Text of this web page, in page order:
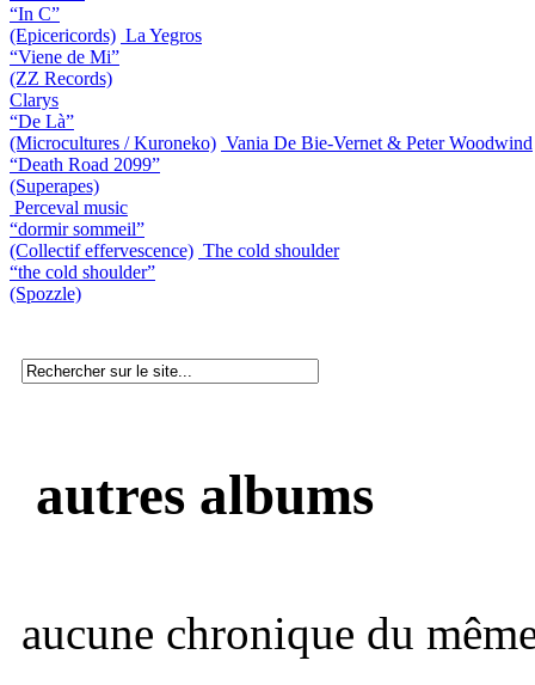
“In C”
(Epicericords) La Yegros
“Viene de Mi”
(ZZ Records)
Clarys
“De Là”
(Microcultures / Kuroneko) Vania De Bie-Vernet & Peter Woodwind
“Death Road 2099”
(Superapes)
Perceval music
“dormir sommeil”
(Collectif effervescence) The cold shoulder
“the cold shoulder”
(Spozzle)
autres albums
aucune chronique du